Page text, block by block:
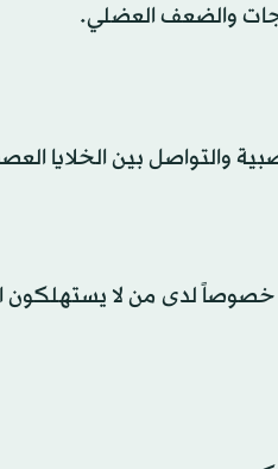
والضعف العضلي.
والتواصل بين الخلايا
لدى من لا يستهلكون